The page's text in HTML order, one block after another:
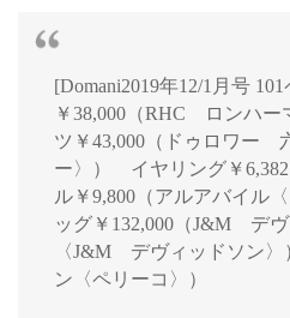
[Domani2019年12/1月号
￥38,000（RHC ロンハ
ツ￥43,000（ドゥロワー
ー〉） イヤリング￥
ル￥9,800（アルアバイル
ッグ￥132,000（J&M デ
〈J&M デヴィッドソン
ン〈ペリーコ〉）